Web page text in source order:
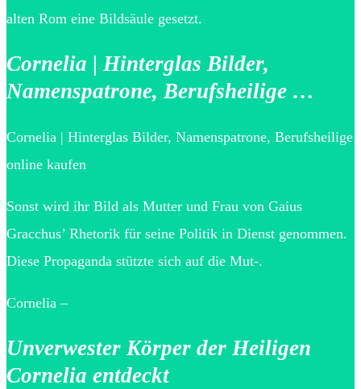
alten Rom eine Bildsäule gesetzt.
Cornelia | Hinterglas Bilder,
Namenspatrone, Berufsheilige …
Cornelia | Hinterglas Bilder, Namenspatrone, Berufsheilige
online kaufen
Sonst wird ihr Bild als Mutter und Frau von Gaius
Gracchus’ Rhetorik für seine Politik in Dienst genommen.
Diese Propaganda stützte sich auf die Mut-.
Cornelia –
Unverwester Körper der Heiligen
Cornelia entdeckt